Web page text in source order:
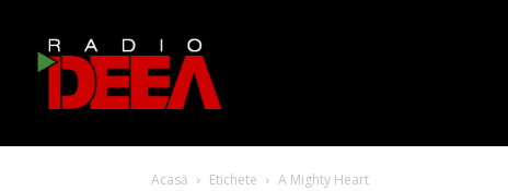
Acasă Etichete A Mighty Heart